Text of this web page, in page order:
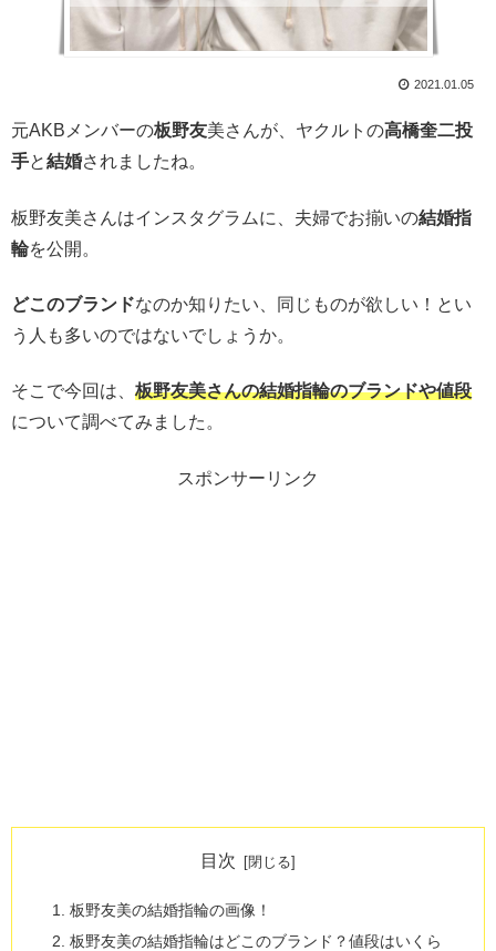
2021.01.05
元AKBメンバーの板野友美さんが、ヤクルトの高橋奎二投
手と結婚されましたね。
板野友美さんはインスタグラムに、夫婦でお揃いの結婚指
輪を公開。
どこのブランドなのか知りたい、同じものが欲しい！とい
う人も多いのではないでしょうか。
そこで今回は、 板野友美さんの結婚指輪のブランドや値段
について調べてみました。
スポンサーリンク
目次
板野友美の結婚指輪の画像！
板野友美の結婚指輪はどこのブランド？値段はいくら